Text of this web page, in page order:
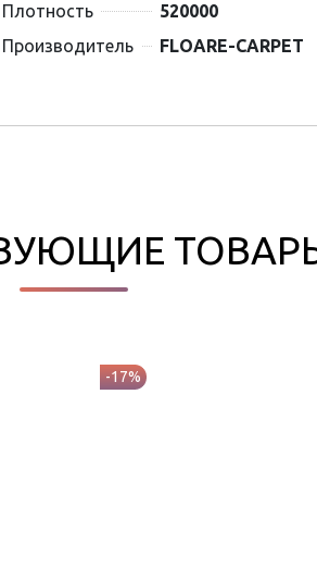
Плотность
520000
Производитель
FLOARE-CARPET
-17%